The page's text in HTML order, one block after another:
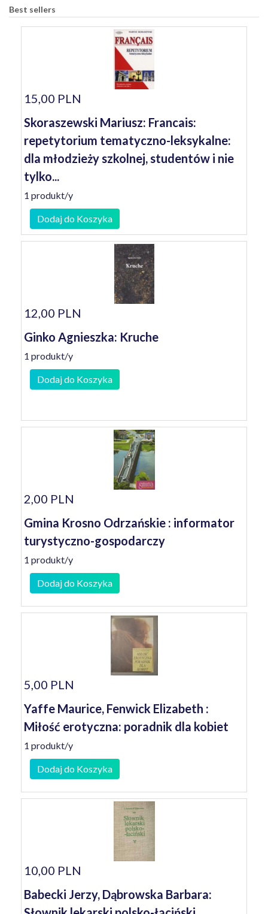
Best sellers
15,00 PLN
Skoraszewski Mariusz: Francais:
repetytorium tematyczno-leksykalne:
dla młodzieży szkolnej, studentów i nie
tylko...
1 produkt/y
Dodaj do Koszyka
12,00 PLN
Ginko Agnieszka: Kruche
1 produkt/y
Dodaj do Koszyka
2,00 PLN
Gmina Krosno Odrzańskie : informator
turystyczno-gospodarczy
1 produkt/y
Dodaj do Koszyka
5,00 PLN
Yaffe Maurice, Fenwick Elizabeth :
Miłość erotyczna: poradnik dla kobiet
1 produkt/y
Dodaj do Koszyka
10,00 PLN
Babecki Jerzy, Dąbrowska Barbara: